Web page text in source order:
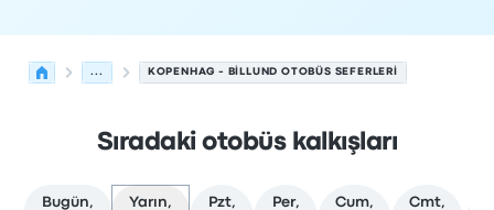
... KOPENHAG - BILLUND OTOBÜS SEFERLERI
Sıradaki otobüs kalkışları
Bugün,
Yarın,
Pzt,
Per,
Cum,
Cmt,